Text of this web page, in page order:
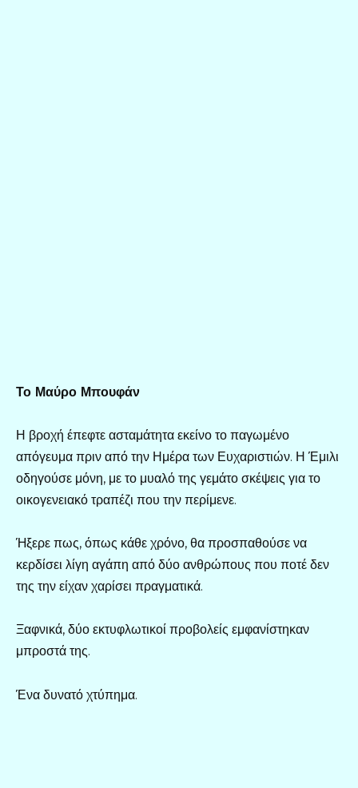
Το Μαύρο Μπουφάν
Η βροχή έπεφτε ασταμάτητα εκείνο το παγωμένο
απόγευμα πριν από την Ημέρα των Ευχαριστιών. Η Έμιλι
οδηγούσε μόνη, με το μυαλό της γεμάτο σκέψεις για το
οικογενειακό τραπέζι που την περίμενε.
Ήξερε πως, όπως κάθε χρόνο, θα προσπαθούσε να
κερδίσει λίγη αγάπη από δύο ανθρώπους που ποτέ δεν
της την είχαν χαρίσει πραγματικά.
Ξαφνικά, δύο εκτυφλωτικοί προβολείς εμφανίστηκαν
μπροστά της.
Ένα δυνατό χτύπημα.